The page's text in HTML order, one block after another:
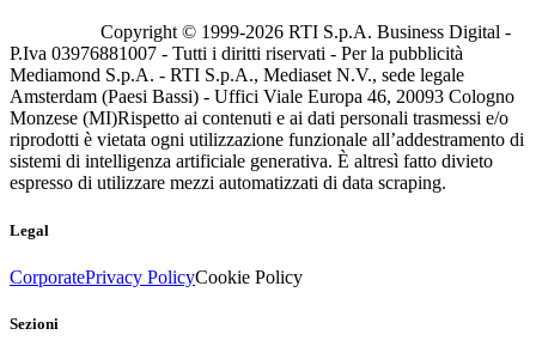
Copyright © 1999-2026 RTI S.p.A. Business Digital -
P.Iva 03976881007 - Tutti i diritti riservati - Per la pubblicità
Mediamond S.p.A. - RTI S.p.A., Mediaset N.V., sede legale
Amsterdam (Paesi Bassi) - Uffici Viale Europa 46, 20093 Cologno
Monzese (MI)Rispetto ai contenuti e ai dati personali trasmessi e/o
riprodotti è vietata ogni utilizzazione funzionale all’addestramento di
sistemi di intelligenza artificiale generativa. È altresì fatto divieto
espresso di utilizzare mezzi automatizzati di data scraping.
Legal
CorporatePrivacy PolicyCookie Policy
Sezioni